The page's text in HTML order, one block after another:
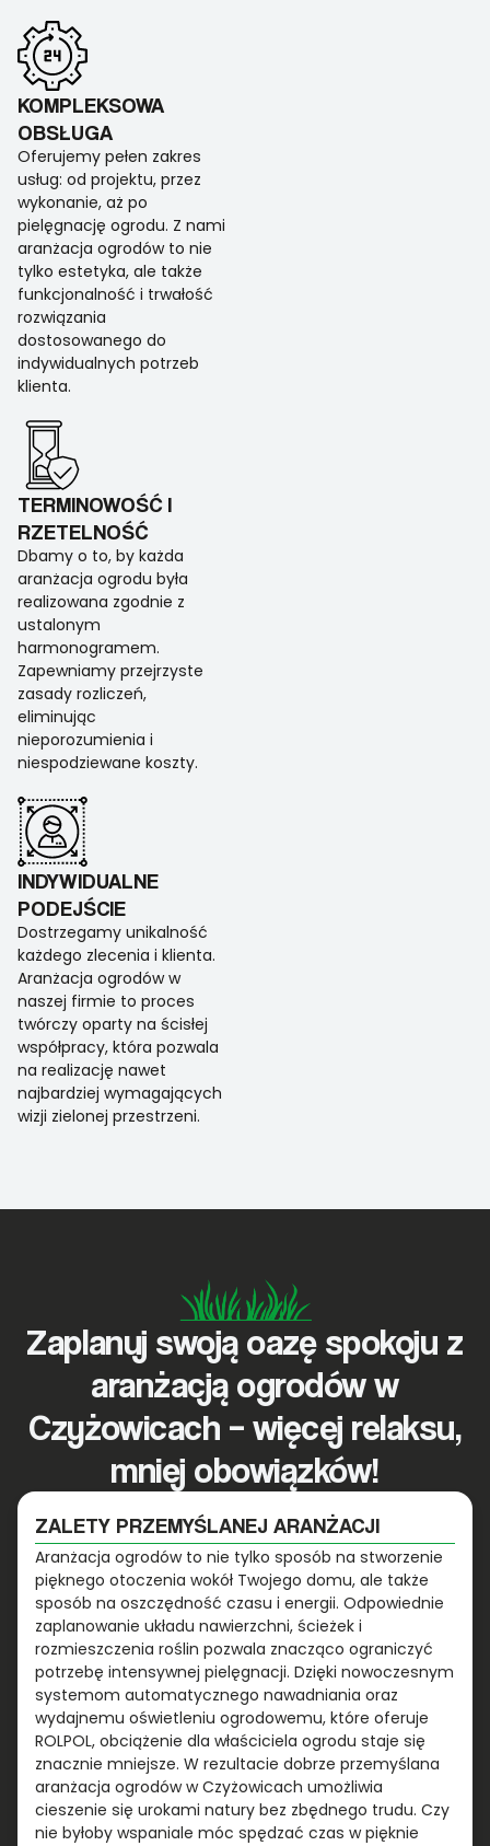
KOMPLEKSOWA
OBSŁUGA
Oferujemy pełen zakres
usług: od projektu, przez
wykonanie, aż po
pielęgnację ogrodu. Z nami
aranżacja ogrodów to nie
tylko estetyka, ale także
funkcjonalność i trwałość
rozwiązania
dostosowanego do
indywidualnych potrzeb
klienta.
TERMINOWOŚĆ I
RZETELNOŚĆ
Dbamy o to, by każda
aranżacja ogrodu była
realizowana zgodnie z
ustalonym
harmonogramem.
Zapewniamy przejrzyste
zasady rozliczeń,
eliminując
nieporozumienia i
niespodziewane koszty.
INDYWIDUALNE
PODEJŚCIE
Dostrzegamy unikalność
każdego zlecenia i klienta.
Aranżacja ogrodów w
naszej firmie to proces
twórczy oparty na ścisłej
współpracy, która pozwala
na realizację nawet
najbardziej wymagających
wizji zielonej przestrzeni.
Zaplanuj swoją oazę spokoju z
aranżacją ogrodów w
Czyżowicach – więcej relaksu,
mniej obowiązków!
ZALETY PRZEMYŚLANEJ ARANŻACJI
Aranżacja ogrodów to nie tylko sposób na stworzenie
pięknego otoczenia wokół Twojego domu, ale także
sposób na oszczędność czasu i energii. Odpowiednie
zaplanowanie układu nawierzchni, ścieżek i
rozmieszczenia roślin pozwala znacząco ograniczyć
potrzebę intensywnej pielęgnacji. Dzięki nowoczesnym
systemom automatycznego nawadniania oraz
wydajnemu oświetleniu ogrodowemu, które oferuje
ROLPOL, obciążenie dla właściciela ogrodu staje się
znacznie mniejsze. W rezultacie dobrze przemyślana
aranżacja ogrodów w Czyżowicach umożliwia
cieszenie się urokami natury bez zbędnego trudu. Czy
nie byłoby wspaniale móc spędzać czas w pięknie